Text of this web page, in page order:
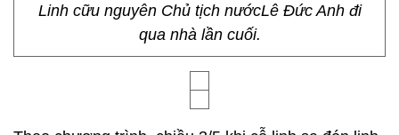
Linh cữu nguyên Chủ tịch nướcLê Đức Anh đi
qua nhà lần cuối.